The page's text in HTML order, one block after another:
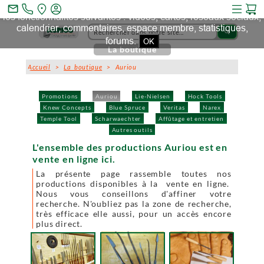
search
Promotions Auriou Lie-Nielsen
Hock Tools
Knew Concepts
Blue Spruce Veritas
Narex
Temple Tool
Scharwaechter
Affûtage et entretien
Autres outils
La boutique
Accueil >La boutique > Auriou
L'ensemble des productions Auriou est en
vente en ligne ici.
La présente page rassemble toutes nos
productions disponibles à la vente en ligne.
Nous vous conseillons d'affiner votre
recherche. N'oubliez pas la zone de recherche,
très efficace elle aussi, pour un accès encore
plus direct.
mail_outline
Ce site et des sites tiers qu'il utilise collectent des cookies pour
les fonctionnalités suivantes : vidéos, cartes, réseaux sociaux,
calendrier, commentaires, espace membre, statistiques,
forums. OK